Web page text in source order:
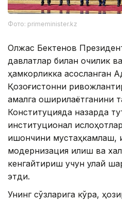
Фото: primeminister.kz
Олжас Бектенов
давлатлар билан очиқлик
ҳамкорликка асосланган
Қозоғистонни
амалга оширилаётганини
Конституцияда назарда
институционал
ишончини мустаҳкамлаш,
модернизация қилиш ва
кенгайтириш учун қулай
этди.
Унинг сўзларига кўра,